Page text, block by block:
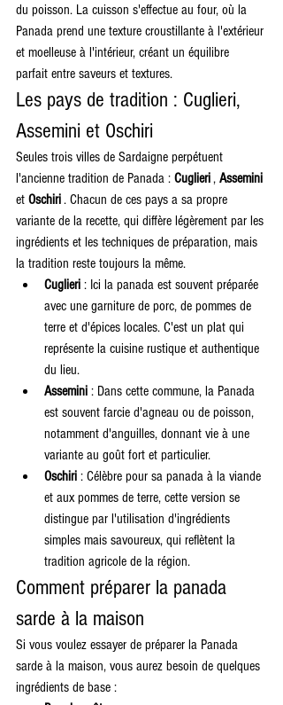
du poisson. La cuisson s'effectue au four, où la
Panada prend une texture croustillante à l'extérieur
et moelleuse à l'intérieur, créant un équilibre
parfait entre saveurs et textures.
Les pays de tradition : Cuglieri,
Assemini et Oschiri
Seules trois villes de Sardaigne perpétuent
l'ancienne tradition de Panada : Cuglieri , Assemini
et Oschiri . Chacun de ces pays a sa propre
variante de la recette, qui diffère légèrement par les
ingrédients et les techniques de préparation, mais
la tradition reste toujours la même.
Cuglieri : Ici la panada est souvent préparée
avec une garniture de porc, de pommes de
terre et d'épices locales. C'est un plat qui
représente la cuisine rustique et authentique
du lieu.
Assemini : Dans cette commune, la Panada
est souvent farcie d'agneau ou de poisson,
notamment d'anguilles, donnant vie à une
variante au goût fort et particulier.
Oschiri : Célèbre pour sa panada à la viande
et aux pommes de terre, cette version se
distingue par l'utilisation d'ingrédients
simples mais savoureux, qui reflètent la
tradition agricole de la région.
Comment préparer la panada
sarde à la maison
Si vous voulez essayer de préparer la Panada
sarde à la maison, vous aurez besoin de quelques
ingrédients de base :